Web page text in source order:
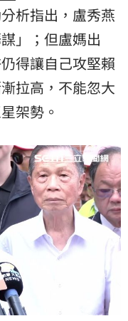
析指出，盧秀燕
」；但盧媽出
得讓自己攻堅賴
拉高，不能忽大
架勢。